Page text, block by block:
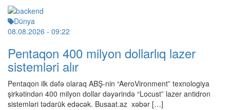
Dünya
08.08.2026 - 09:22
Pentaqon 400 milyon dollarlıq lazer
sistemləri alır
Pentaqon ilk dəfə olaraq ABŞ-nin “AeroVironment” texnologiya
şirkətindən 400 milyon dollar dəyərində “Locust” lazer antidron
sistemləri tədarük edəcək. Busaat.az xəbər […]